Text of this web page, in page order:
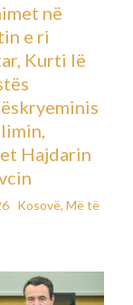
në
e ri
Kurti lë
Hajdarin
Kosovë, Më të